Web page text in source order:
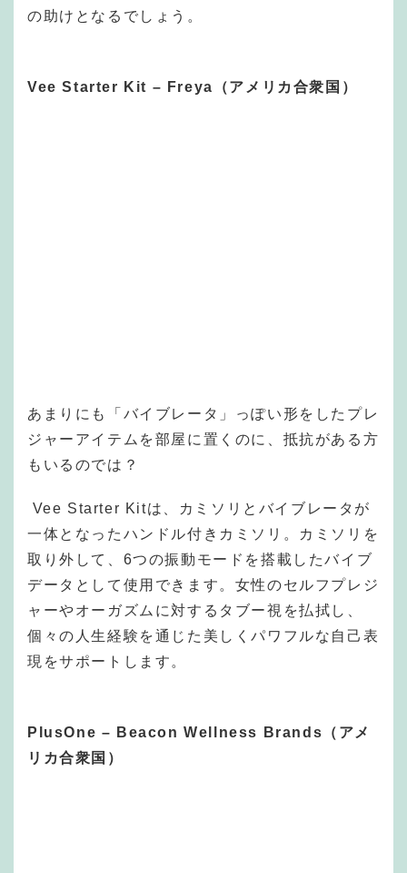
の助けとなるでしょう。
Vee Starter Kit – Freya（アメリカ合衆国）
あまりにも「バイブレータ」っぽい形をしたプレ
ジャーアイテムを部屋に置くのに、抵抗がある方
もいるのでは？
Vee Starter Kitは、カミソリとバイブレータが
一体となったハンドル付きカミソリ。カミソリを
取り外して、6つの振動モードを搭載したバイブ
データとして使用できます。女性のセルフプレジ
ャーやオーガズムに対するタブー視を払拭し、
個々の人生経験を通じた美しくパワフルな自己表
現をサポートします。
PlusOne – Beacon Wellness Brands（アメ
リカ合衆国）